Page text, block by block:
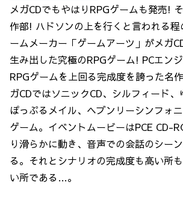
メガCDでもやはりRPGゲームも発売!
作部! ハドソンの上を行くと言われる
ームメーカー「ゲームアーツ」がメガ
生み出した究極のRPGゲーム! PCエン
RPGゲームを上回る完成度を誇った名
ガCDではソニックCD、シルフィード、
ぽっぷるメイル、ヘブンリーシンフォ
ゲーム。イベントムービーはPCE CD-
り滑らかに動き、音声での会話のシー
る。それとシナリオの完成度も高い所
い所である…。